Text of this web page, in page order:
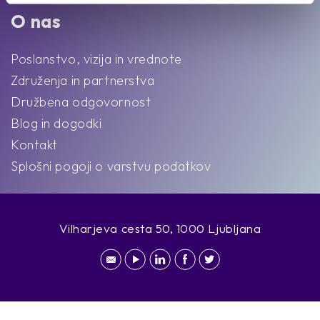
O nas
Poslanstvo, vizija in vrednote
Združenja in partnerstva
Družbena odgovornost
Blog in dogodki
Kontakt
Splošni pogoji o varstvu podatkov
Vilharjeva cesta 50, 1000 Ljubljana